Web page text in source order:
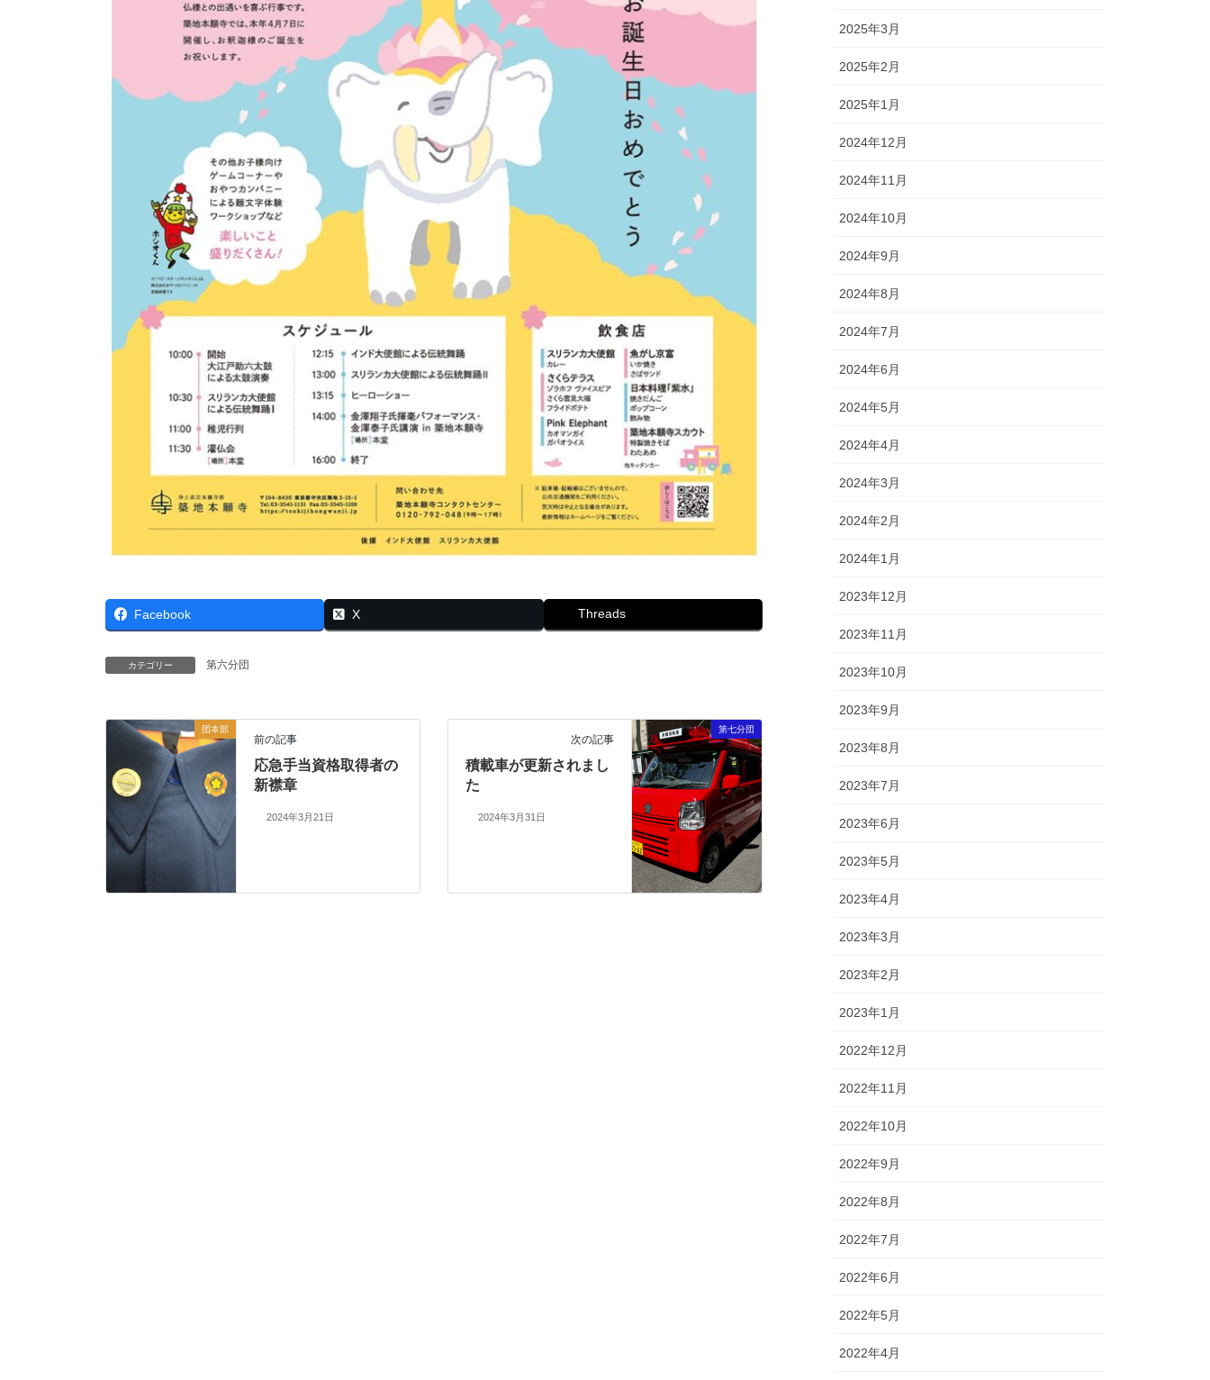
Facebook X Threads
カテゴリー 第六分団
団本部
前の記事
応急手当資格取得者の
新襟章
2024年3月21日
第七分団
次の記事
積載車が更新されまし
た
2024年3月31日
2025年3月
2025年2月
2025年1月
2024年12月
2024年11月
2024年10月
2024年9月
2024年8月
2024年7月
2024年6月
2024年5月
2024年4月
2024年3月
2024年2月
2024年1月
2023年12月
2023年11月
2023年10月
2023年9月
2023年8月
2023年7月
2023年6月
2023年5月
2023年4月
2023年3月
2023年2月
2023年1月
2022年12月
2022年11月
2022年10月
2022年9月
2022年8月
2022年7月
2022年6月
2022年5月
2022年4月